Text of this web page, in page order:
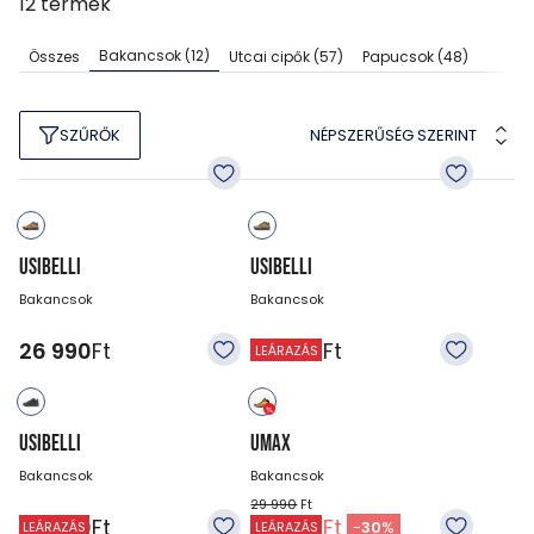
Összes Bakancsok(12) Utcai cipők(57) Papucsok(48)
SZŰRŐK NÉPSZERŰSÉG SZERINT
USIBELLI
Bakancsok
26 990Ft
USIBELLI
Bakancsok
26 990 Ft
USIBELLI
Bakancsok
26 990Ft
LEÁRAZÁS
UMAX
Bakancsok
29 990Ft
20 990 Ft -30%
LEÁRAZÁS LEÁRAZÁS